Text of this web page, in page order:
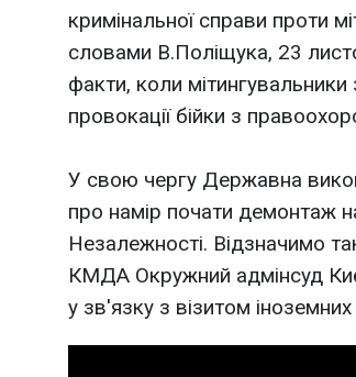
кримінальної справи проти
словами В.Поліщука, 23
факти, коли
провокації бійки з
У свою чергу Державна
про намір почати демонтаж
Незалежності. Відзначимо
КМДА Окружний адмінсуд
у зв'язку з візитом